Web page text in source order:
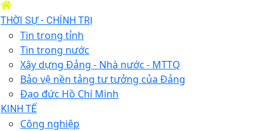
THỜI SỰ - CHÍNH TRỊ
Tin trong tỉnh
Tin trong nước
Xây dựng Đảng - Nhà nước - MTTQ
Bảo vệ nền tảng tư tưởng của Đảng
Đạo đức Hồ Chí Minh
KINH TẾ
Công nghiệp